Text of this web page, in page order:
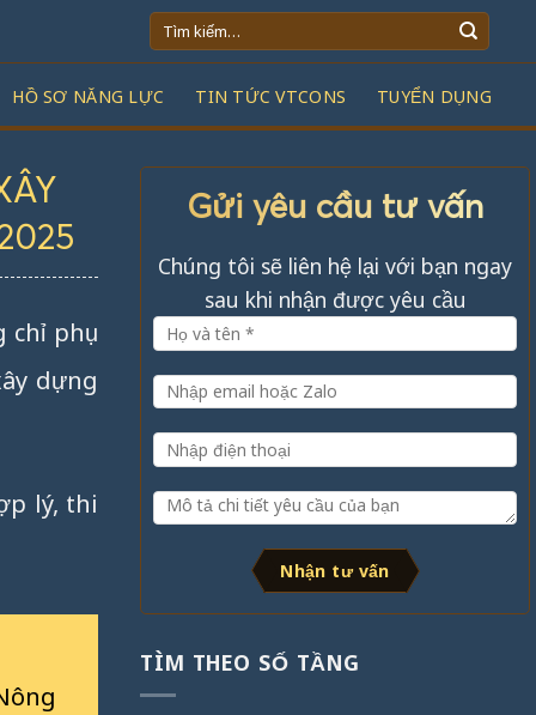
Tìm
kiếm:
HỒ SƠ NĂNG LỰC TIN TỨC VTCONS TUYỂN DỤNG
chỉ phụ
dựng
lý, thi
Gửi yêu cầu tư vấn
Chúng tôi sẽ liên hệ lại với bạn ngay
sau khi nhận được yêu cầu
Nhận tư vấn
TÌM THEO SỐ TẦNG